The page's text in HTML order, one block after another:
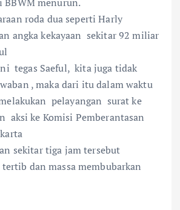
roda dua seperti Harly
angka kekayaan sekitar 92 miliar
tegas Saeful, kita juga tidak
, maka dari itu dalam waktu
pelayangan surat ke
aksi ke Komisi Pemberantasan
sekitar tiga jam tersebut
dan massa membubarkan